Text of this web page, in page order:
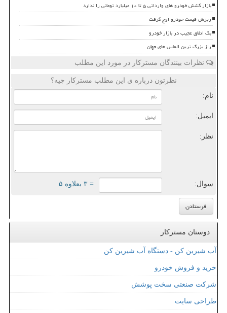
بازار کشش خودرو های وارداتی ۵ تا ۱۰ میلیارد تومانی را ندارد
ریزش قیمت خودرو اوج گرفت
بک اتفاق عجیب در بازار خودرو
راز بزرگ ترین الماس های جهان
نظرات بینندگان مسترکار در مورد این مطلب
نظرتون درباره ی این مطلب مسترکار چیه؟
نام:
ایمیل:
نظر:
سوال: = ۳ بعلاوه ۵
دوستان مسترکار
آب شیرین کن - دستگاه آب شیرین کن
خرید و فروش خودرو
شرکت صنعتی سخت پوشش
طراحی سایت